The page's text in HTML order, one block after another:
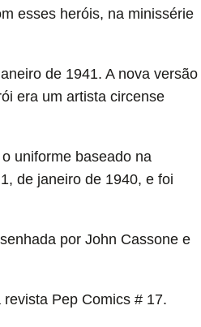
esses heróis, na minissérie
de 1941. A nova versão
era um artista circense
uniforme baseado na
de janeiro de 1940, e foi
por John Cassone e
Pep Comics # 17.